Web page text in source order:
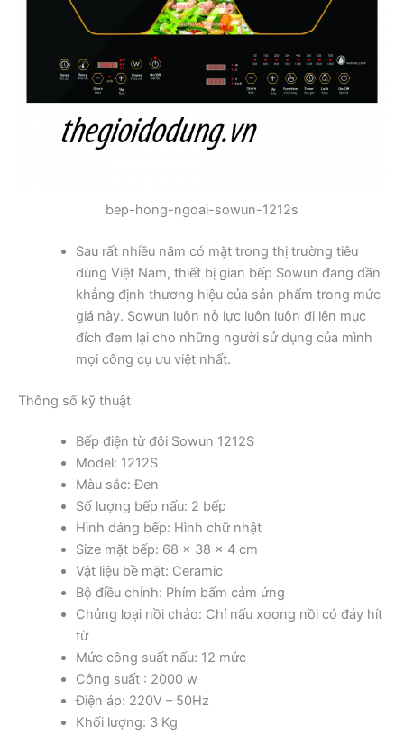
bep-hong-ngoai-sowun-1212s
Sau rất nhiều năm có mặt trong thị trường tiêu
dùng Việt Nam, thiết bị gian bếp Sowun đang dần
khẳng định thương hiệu của sản phẩm trong mức
giá này. Sowun luôn nỗ lực luôn luôn đi lên mục
đích đem lại cho những người sử dụng của mình
mọi công cụ ưu việt nhất.
Thông số kỹ thuật
Bếp điện từ đôi Sowun 1212S
Model: 1212S
Màu sắc: Đen
Số lượng bếp nấu: 2 bếp
Hình dáng bếp: Hình chữ nhật
Size mặt bếp: 68 x 38 x 4 cm
Vật liệu bề mặt: Ceramic
Bộ điều chỉnh: Phím bấm cảm ứng
Chủng loại nồi chảo: Chỉ nấu xoong nồi có đáy hít
từ
Mức công suất nấu: 12 mức
Công suất : 2000 w
Điện áp: 220V – 50Hz
Khối lượng: 3 Kg